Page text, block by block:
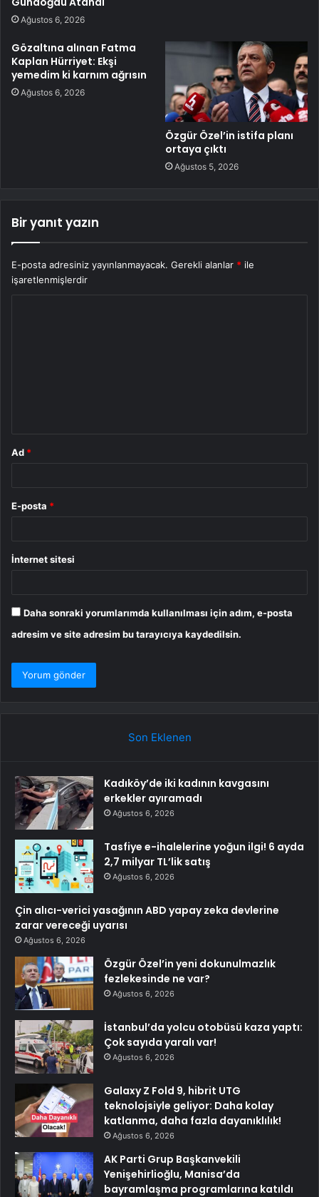
Ağustos 6, 2026
Gözaltına alınan Fatma
Kaplan Hürriyet: Ekşi
yemedim ki karnım ağrısın
Ağustos 6, 2026
Özgür Özel’in istifa planı
ortaya çıktı
Ağustos 5, 2026
Bir yanıt yazın
E-posta adresiniz yayınlanmayacak. Gerekli alanlar * ile
işaretlenmişlerdir
Ad *
E-posta *
İnternet sitesi
Daha sonraki yorumlarımda kullanılması için adım, e-posta
adresim ve site adresim bu tarayıcıya kaydedilsin.
Son Eklenen
Kadıköy’de iki kadının kavgasını
erkekler ayıramadı
Ağustos 6, 2026
Tasfiye e-ihalelerine yoğun ilgi! 6 ayda
2,7 milyar TL’lik satış
Ağustos 6, 2026
Çin alıcı-verici yasağının ABD yapay zeka devlerine
zarar vereceği uyarısı
Ağustos 6, 2026
Özgür Özel’in yeni dokunulmazlık
fezlekesinde ne var?
Ağustos 6, 2026
İstanbul’da yolcu otobüsü kaza yaptı:
Çok sayıda yaralı var!
Ağustos 6, 2026
Galaxy Z Fold 9, hibrit UTG
teknolojsiyle geliyor: Daha kolay
katlanma, daha fazla dayanıklılık!
Ağustos 6, 2026
AK Parti Grup Başkanvekili
Yenişehirlioğlu, Manisa’da
bayramlaşma programlarına katıldı